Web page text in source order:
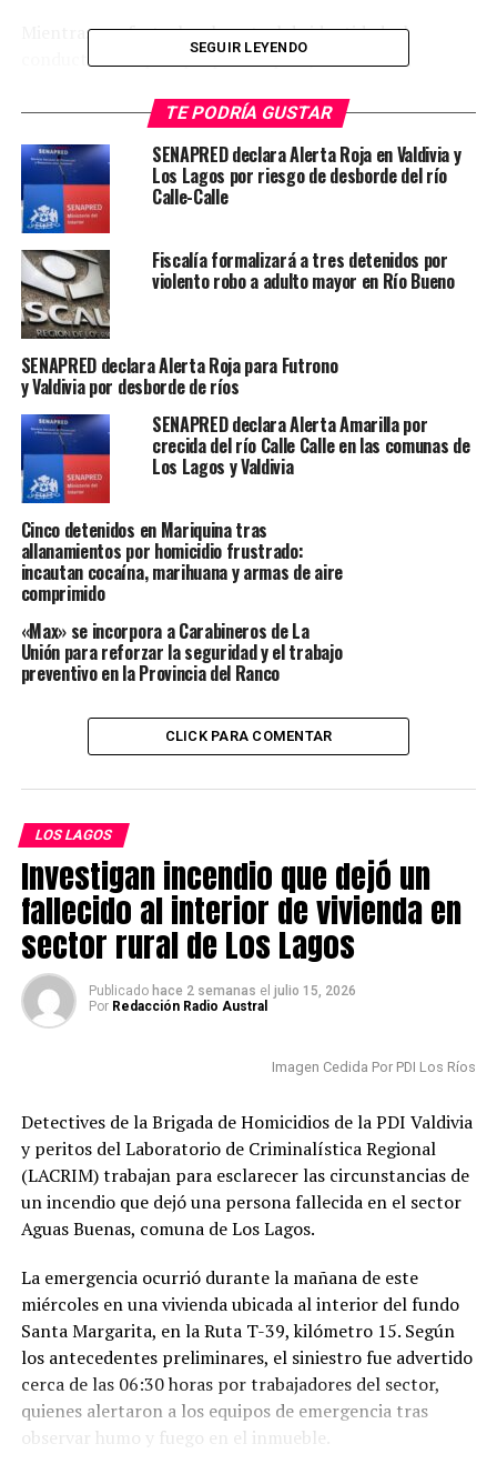
Mientras se efectuaba el control de identidad, el
conductor escapó a pie por los pasajes cercanos,
Carabineros de la Sección de Investigación Policial
(SIP)logró ubicar y detener al joven que había huido.
Según informó la institución, ambos adolescentes
presentan aprehensiones anteriores, aunque no
mantienen causas pendientes.
Por instrucción de laFiscalía , ambos quedaron a la
espera de su
receptación de vehículo motorizado
Post Views: 177
TAGS LOS LAGOS POLICIAL REGION DE LOS RIOS
SIGUIENTE
PDI investiga femicidio frustrado contra adolescente de
14 años en Los Lagos
NO TE PIERDAS
Los Lagos mantiene viva la lucha por la protección del
Río San Pedro
Redacción Radio Austral
SEGUIR LEYENDO
TE PODRÍA GUSTAR
SENAPRED declara Alerta Roja en Valdivia y
Los Lagos por riesgo de desborde del río
Calle-Calle
Fiscalía formalizará a tres detenidos por
violento robo a adulto mayor en Río Bueno
SENAPRED declara Alerta Roja para Futrono
y Valdivia por desborde de ríos
SENAPRED declara Alerta Amarilla por
crecida del río Calle Calle en las comunas de
Los Lagos y Valdivia
Cinco detenidos en Mariquina tras
allanamientos por homicidio frustrado:
incautan cocaína, marihuana y armas de aire
comprimido
«Max» se incorpora a Carabineros de La
Unión para reforzar la seguridad y el trabajo
preventivo en la Provincia del Ranco
CLICK PARA COMENTAR
LOS LAGOS
Investigan incendio que dejó un
fallecido al interior de vivienda en
sector rural de Los Lagos
Publicado hace 2 semanas el julio 15, 2026
Por Redacción Radio Austral
Imagen Cedida Por PDI Los Ríos
Detectives de la Brigada de Homicidios de la PDI Valdivia
y peritos del Laboratorio de Criminalística Regional
(LACRIM) trabajan para esclarecer las circunstancias de
un incendio que dejó una persona fallecida en el sector
Aguas Buenas, comuna de Los Lagos.
La emergencia ocurrió durante la mañana de este
miércoles en una vivienda ubicada al interior del fundo
Santa Margarita, en la Ruta T-39, kilómetro 15. Según
los antecedentes preliminares, el siniestro fue advertido
cerca de las 06:30 horas por trabajadores del sector,
quienes alertaron a los equipos de emergencia tras
observar humo y fuego en el inmueble.